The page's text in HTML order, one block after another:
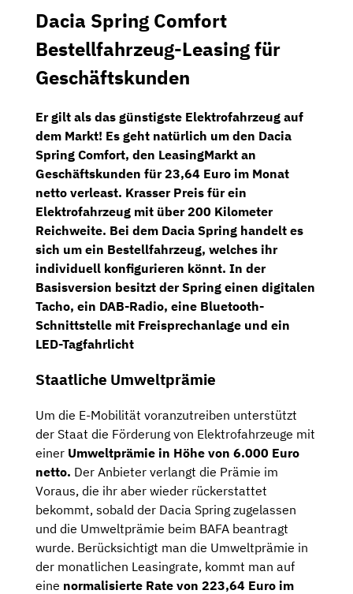
Dacia Spring Comfort
Bestellfahrzeug-Leasing für
Geschäftskunden
Er gilt als das günstigste Elektrofahrzeug auf
dem Markt! Es geht natürlich um den Dacia
Spring Comfort, den LeasingMarkt an
Geschäftskunden für23,64 Euro im Monat
netto verleast. Krasser Preis für ein
Elektrofahrzeug mit über 200 Kilometer
Reichweite. Bei dem Dacia Spring handelt es
sich um ein Bestellfahrzeug, welches ihr
individuell konfigurieren könnt. In der
Basisversion besitzt der Spring einen digitalen
Tacho, ein DAB-Radio, eine Bluetooth-
Schnittstelle mit Freisprechanlage und ein
LED-Tagfahrlicht
Staatliche Umweltprämie
Um die E-Mobilität voranzutreiben unterstützt
der Staat die Förderung von Elektrofahrzeuge mit
einer Umweltprämie in Höhe von 6.000 Euro
netto. Der Anbieter verlangt die Prämie im
Voraus, die ihr aber wieder rückerstattet
bekommt, sobald der Dacia Spring zugelassen
und die Umweltprämie beim BAFA beantragt
wurde. Berücksichtigt man die Umweltprämie in
der monatlichen Leasingrate, kommt man auf
eine normalisierte Rate von 223,64 Euro im